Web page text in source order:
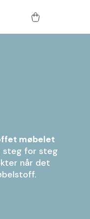
møbelet
steg for steg
når det